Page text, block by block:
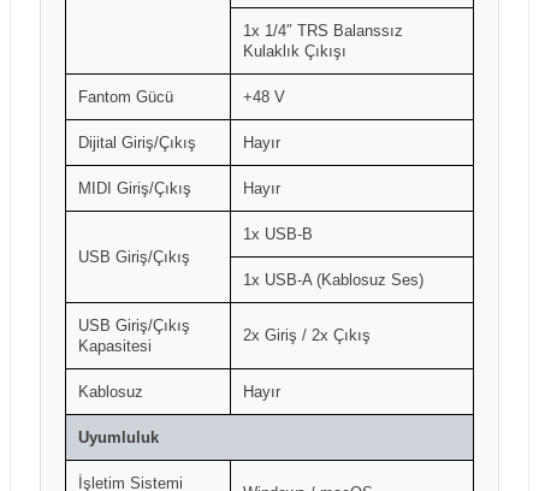
1x 1/4″ TRS Balanssız
Kulaklık Çıkışı
Fantom Gücü +48 V
Dijital Giriş/Çıkış Hayır
MIDI Giriş/Çıkış Hayır
USB Giriş/Çıkış
1x USB-B
1x USB-A (Kablosuz Ses)
USB Giriş/Çıkış
Kapasitesi
2x Giriş / 2x Çıkış
Kablosuz Hayır
Uyumluluk
İşletim Sistemi